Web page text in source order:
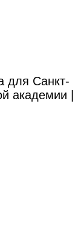
для Санкт-
академии |